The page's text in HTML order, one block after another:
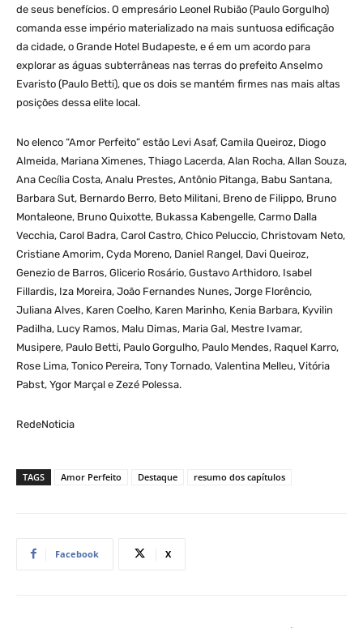
de seus benefícios. O empresário Leonel Rubião (Paulo Gorgulho)
comanda esse império materializado na mais suntuosa edificação
da cidade, o Grande Hotel Budapeste, e é em um acordo para
explorar as águas subterrâneas nas terras do prefeito Anselmo
Evaristo (Paulo Betti), que os dois se mantém firmes nas mais altas
posições dessa elite local.
No elenco “Amor Perfeito” estão Levi Asaf, Camila Queiroz, Diogo
Almeida, Mariana Ximenes, Thiago Lacerda, Alan Rocha, Allan Souza,
Ana Cecília Costa, Analu Prestes, Antônio Pitanga, Babu Santana,
Barbara Sut, Bernardo Berro, Beto Militani, Breno de Filippo, Bruno
Montaleone, Bruno Quixotte, Bukassa Kabengelle, Carmo Dalla
Vecchia, Carol Badra, Carol Castro, Chico Peluccio, Christovam Neto,
Cristiane Amorim, Cyda Moreno, Daniel Rangel, Davi Queiroz,
Genezio de Barros, Glicerio Rosário, Gustavo Arthidoro, Isabel
Fillardis, Iza Moreira, João Fernandes Nunes, Jorge Florêncio,
Juliana Alves, Karen Coelho, Karen Marinho, Kenia Barbara, Kyvilin
Padilha, Lucy Ramos, Malu Dimas, Maria Gal, Mestre Ivamar,
Musipere, Paulo Betti, Paulo Gorgulho, Paulo Mendes, Raquel Karro,
Rose Lima, Tonico Pereira, Tony Tornado, Valentina Melleu, Vitória
Pabst, Ygor Marçal e Zezé Polessa.
RedeNoticia
TAGS Amor Perfeito Destaque resumo dos capítulos
Facebook X